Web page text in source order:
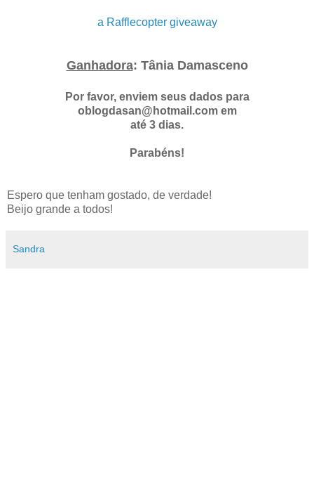
a Rafflecopter giveaway
Ganhadora: Tânia Damasceno
Por favor, enviem seus dados para
oblogdasan@hotmail.com em
até 3 dias.
Parabéns!
Espero que tenham gostado, de verdade!
Beijo grande a todos!
Sandra